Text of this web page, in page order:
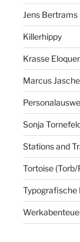
Jens Bertrams
Killerhippy
Krasse
Marcus
Sonja
Stations and
Tortoise (Torb/
Typografische